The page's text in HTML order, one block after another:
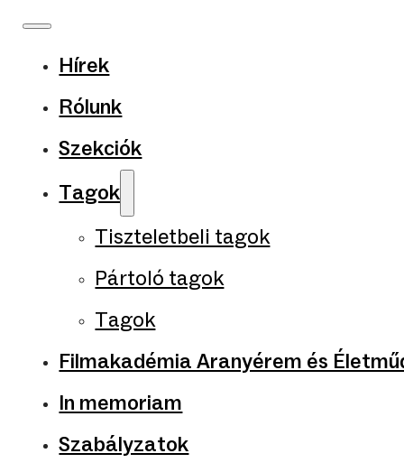
Hírek
Rólunk
Szekciók
Tagok
Tiszteletbeli tagok
Pártoló tagok
Tagok
Filmakadémia Aranyérem és
In memoriam
Szabályzatok